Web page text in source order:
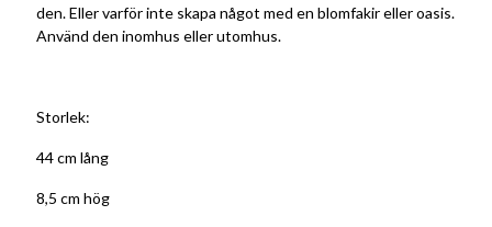
den. Eller varför inte skapa något med en blomfakir eller oasis.
Använd den inomhus eller utomhus.
Storlek:
44 cm lång
8,5 cm hög